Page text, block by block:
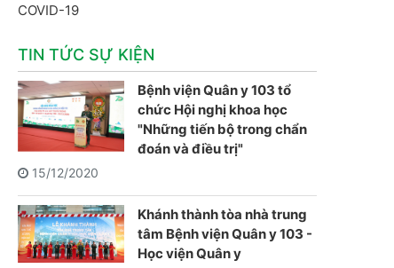
COVID-19
TIN TỨC SỰ KIỆN
Bệnh viện Quân y 103 tổ
chức Hội nghị khoa học
"Những tiến bộ trong chẩn
đoán và điều trị"
15/12/2020
Khánh thành tòa nhà trung
tâm Bệnh viện Quân y 103 -
Học viện Quân y